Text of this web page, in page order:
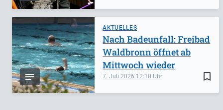
AKTUELLES
bookmark_border
7. Juli 2026 12:10
Nach Badeunfall: Freibad
Waldbronn öffnet ab
Mittwoch wieder